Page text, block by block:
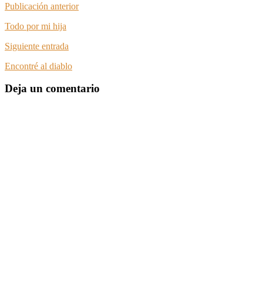
Publicación anterior
Todo por mi hija
Siguiente entrada
Encontré al diablo
Deja un comentario